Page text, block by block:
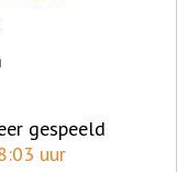
gespeeld
uur